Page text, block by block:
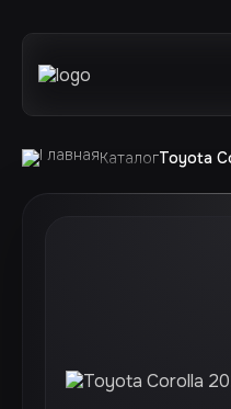
Главная
Каталог
Клиентам
Отслеживание
Контакты
КаталогToyota